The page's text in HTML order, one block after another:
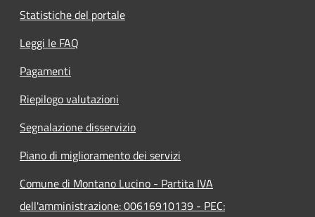
Statistiche del portale
Leggi le FAQ
Pagamenti
Riepilogo valutazioni
Segnalazione disservizio
Piano di miglioramento dei servizi
Comune di Montano Lucino - Partita IVA
dell'amministrazione: 00616910139 - PEC: